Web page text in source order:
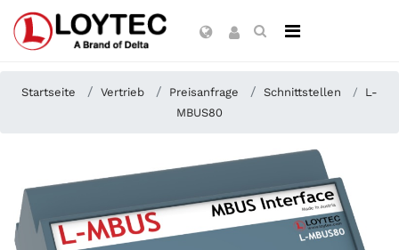
Startseite Vertrieb Preisanfrage Schnittstellen
L-
MBUS80